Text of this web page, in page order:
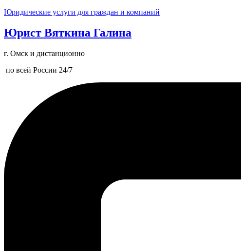
Юридические услуги для граждан и компаний
Юрист Вяткина Галина
г. Омск и дистанционно
по всей России 24/7